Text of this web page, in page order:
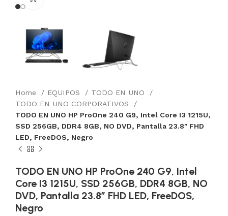
Home EQUIPOS
TODO EN UNO
TODO EN UNO CORPORATIVOS
TODO EN UNO HP ProOne 240 G9, Intel Core I3 1215U,
SSD 256GB, DDR4 8GB, NO DVD, Pantalla 23.8″ FHD
LED, FreeDOS, Negro
TODO EN UNO HP ProOne 240 G9, Intel
Core I3 1215U, SSD 256GB, DDR4 8GB, NO
DVD, Pantalla 23.8″ FHD LED, FreeDOS,
Negro